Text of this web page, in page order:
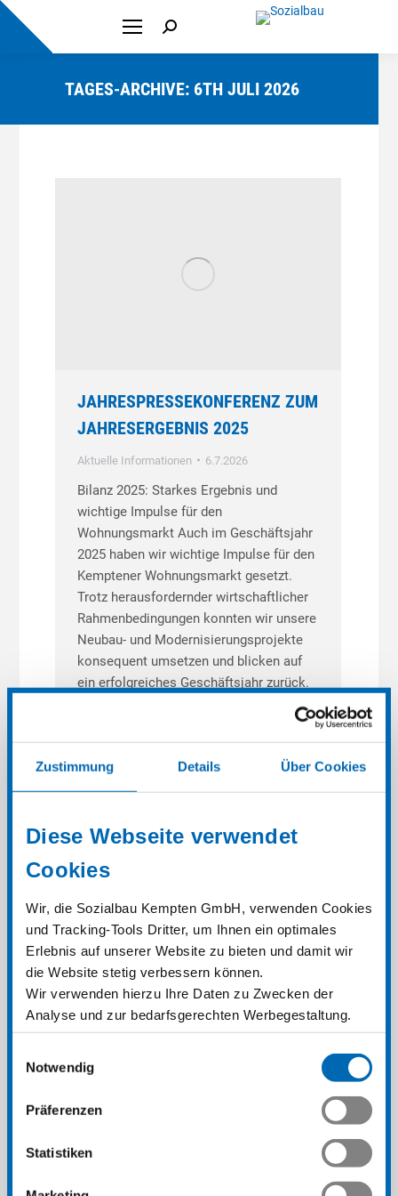
Zustimmung Details Über Cookies
Diese Webseite verwendet
Cookies
Wir, die Sozialbau Kempten GmbH, verwenden Cookies
und Tracking-Tools Dritter, um Ihnen ein optimales
Erlebnis auf unserer Website zu bieten und damit wir
die Website stetig verbessern können.
Wir verwenden hierzu Ihre Daten zu Zwecken der
Analyse und zur bedarfsgerechten Werbegestaltung.
Wir geben Ihre Daten hierzu auch Drittanbieter weiter,
anderen Daten zusammenführen und welche ihren Sitz
teilweise in Drittländern haben. Es steht Ihnen frei,
einwilligen. Wir weisen allerdings darauf hin, dass,
abhängig von Ihren Einstellungen, manche Funktionen
Notwendig
Präferenzen
Statistiken
Search:
TAGES-ARCHIVE: 6TH JULI 2026
JAHRESPRESSEKONFERENZ ZUM
JAHRESERGEBNIS 2025
Aktuelle Informationen 6.7.2026
Bilanz 2025: Starkes Ergebnis und
wichtige Impulse für den
Wohnungsmarkt Auch im Geschäftsjahr
2025 haben wir wichtige Impulse für den
Kemptener Wohnungsmarkt gesetzt.
Trotz herausfordernder wirtschaftlicher
Rahmenbedingungen konnten wir unsere
Neubau- und Modernisierungsprojekte
konsequent umsetzen und blicken auf
ein erfolgreiches Geschäftsjahr zurück.
Unsere Highlights 2025 Wirtschaftlich
stark 7,7 Mio. Euro Jahresüberschuss
bei einem…
EHEMALIGES HAUS HOCHLAND
MONTESSORI FACHOBERSCHULE
Übergabe der Räumlichkeiten Im Juni